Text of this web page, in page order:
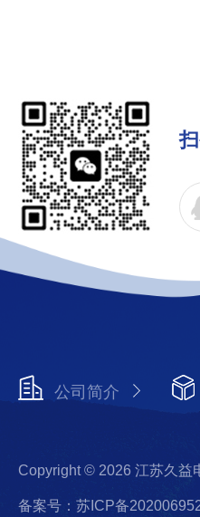
公司简介
Copyright © 2026 江苏久益
备案号：苏ICP备